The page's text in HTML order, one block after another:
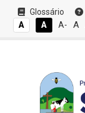
Glossário
A
A A- A